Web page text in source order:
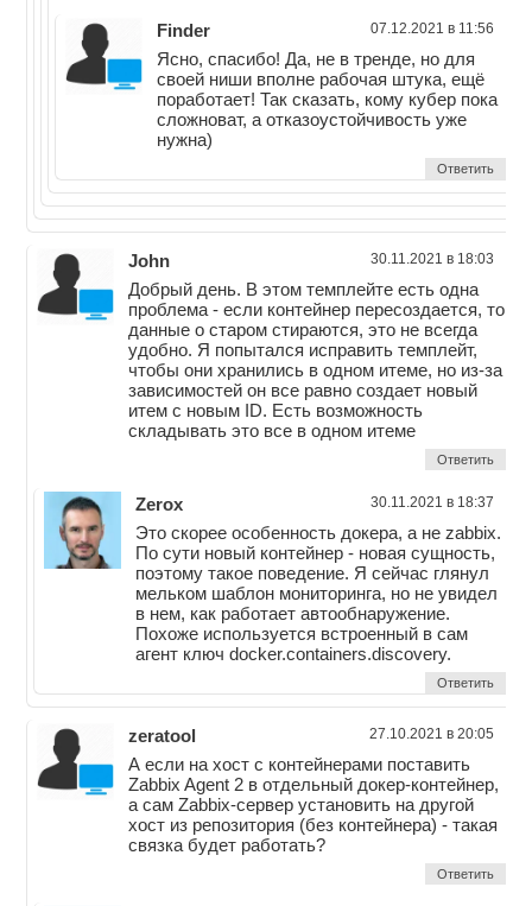
Finder 07.12.2021 в 11:56
Ясно, спасибо! Да, не в тренде, но для
своей ниши вполне рабочая штука, ещё
поработает! Так сказать, кому кубер пока
сложноват, а отказоустойчивость уже
нужна)
Ответить
John 30.11.2021 в 18:03
Добрый день. В этом темплейте есть одна
проблема - если контейнер пересоздается, то
данные о старом стираются, это не всегда
удобно. Я попытался исправить темплейт,
чтобы они хранились в одном итеме, но из-за
зависимостей он все равно создает новый
итем с новым ID. Есть возможность
складывать это все в одном итеме
Ответить
Zerox 30.11.2021 в 18:37
Это скорее особенность докера, а не zabbix.
По сути новый контейнер - новая сущность,
поэтому такое поведение. Я сейчас глянул
мельком шаблон мониторинга, но не увидел
в нем, как работает автообнаружение.
Похоже используется встроенный в сам
агент ключ docker.containers.discovery.
Ответить
zeratool 27.10.2021 в 20:05
А если на хост с контейнерами поставить
Zabbix Agent 2 в отдельный докер-контейнер,
а сам Zabbix-сервер установить на другой
хост из репозитория (без контейнера) - такая
связка будет работать?
Ответить